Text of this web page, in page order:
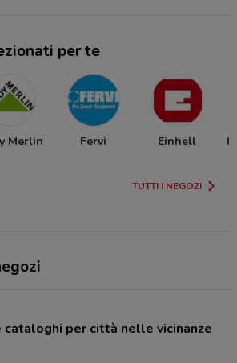
per te
Merlin Fervi Einhell
TUTTI I NEGOZI
per città nelle vicinanze